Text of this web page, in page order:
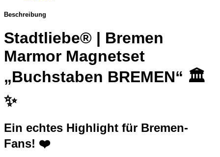
Beschreibung
Stadtliebe® | Bremen
Marmor Magnetset
„Buchstaben BREMEN“ 🏛️
✨
Ein echtes Highlight für Bremen-
Fans! ❤️